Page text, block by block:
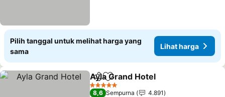
Pilih tanggal untuk melihat harga yang
sama
Lihat harga
BagikanTambahkan ke favorit
Ayla Grand Hotel
5 Bintang
8,6 Sempurna
4.891